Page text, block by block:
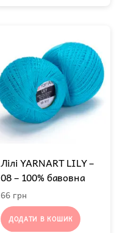
Лілі YARNART LILY –
08 – 100% бавовна
66 грн
ДОДАТИ В КОШИК